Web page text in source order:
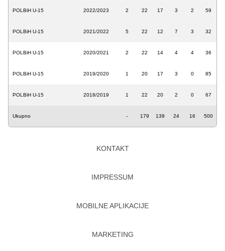
POLBiH U-15 2022/2023 2 22 17 3 2 59
POLBiH U-15 2021/2022 5 22 12 7 3 32
POLBiH U-15 2020/2021 2 22 14 4 4 36
POLBiH U-15 2019/2020 1 20 17 3 0 85
POLBiH U-15 2018/2019 1 22 20 2 0 67
Ukupno - 179 139 24 16 500
KONTAKT
IMPRESSUM
MOBILNE APLIKACIJE
MARKETING